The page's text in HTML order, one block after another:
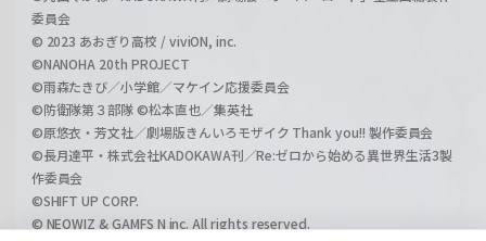
委員会
© 2023 あおぎり高校 / viviON, inc.
©NANOHA 20th PROJECT
©雨森たきび／小学館／マケイン応援委員会
©防衛隊第３部隊 ©松本直也／集英社
©原悠衣・芳文社／劇場版きんいろモザイク Thank you!! 製作委員会
©長月達平・株式会社KADOKAWA刊／Re:ゼロから始める異世界生活3製
作委員会
©SHIFT UP CORP.
© NEOWIZ & GAMFS N inc. All rights reserved.